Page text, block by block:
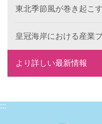
デジタル作品の公募が
東北季節風が巻き起こ
皇冠海岸における産業
果を発揮： 6つの特色
際競争力を向上
より詳しい最新情報
:::